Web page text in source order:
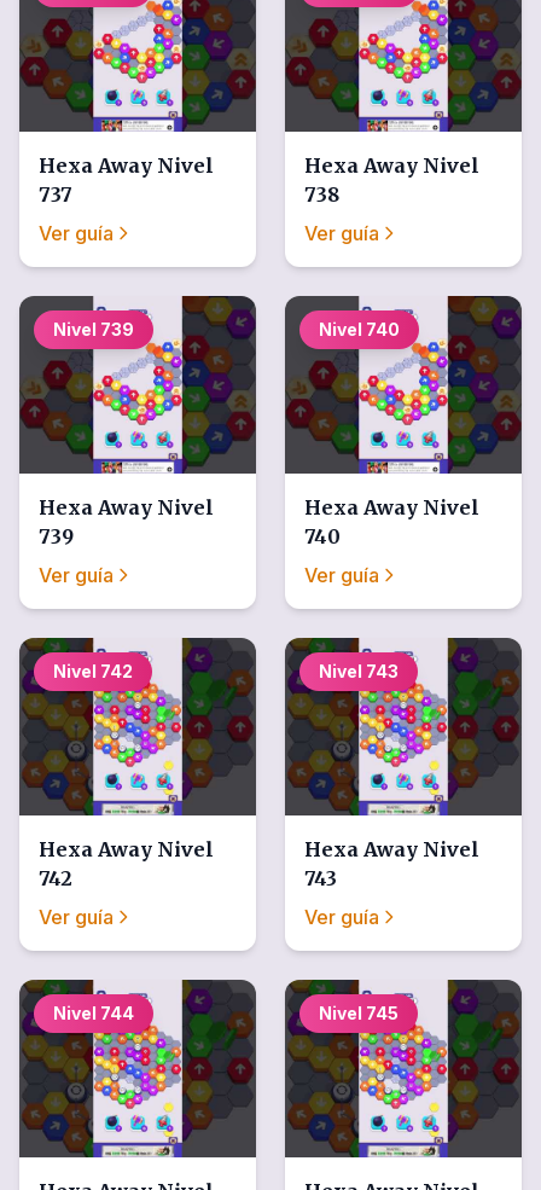
Hexa Away Nivel
737
Ver guía
Hexa Away Nivel
738
Ver guía
Nivel 739
Hexa Away Nivel
739
Ver guía
Nivel 740
Hexa Away Nivel
740
Ver guía
Nivel 742
Hexa Away Nivel
742
Ver guía
Nivel 743
Hexa Away Nivel
743
Ver guía
Nivel 744 Nivel 745